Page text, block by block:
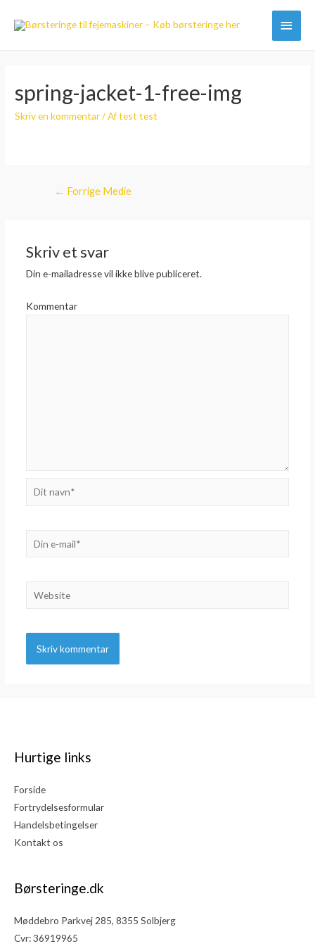
spring-jacket-1-free-img
Skriv en kommentar/ Aftest test
Indlægsnavigation
← Forrige Medie
Skriv et svar
Din e-mailadresse vil ikke blive publiceret.
Kommentar
Dit
Din
Website
Hurtige links
Forside
Fortrydelsesformular
Handelsbetingelser
Kontakt os
Børsteringe.dk
Møddebro Parkvej 285, 8355 Solbjerg
Cvr: 36919965